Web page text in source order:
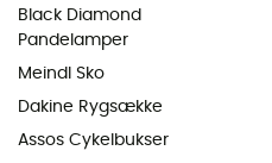
Black Diamond
Pandelamper
Meindl Sko
Dakine Rygsække
Assos Cykelbukser